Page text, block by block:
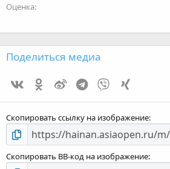
Оценка
Поделиться медиа
Vk
Ok WeiboTelegram
Viber
Скопировать ссылку на изображение
Скопировать BB-код на изображение